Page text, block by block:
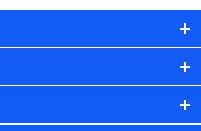
情報及び保険の更改案内等を提供し
NTTドコモ・フィナンシャルグルー
有する保険契約に関する情報。例と
び被保険者の氏名、住所、生年月
者と被保険者の関係、保険加入の目